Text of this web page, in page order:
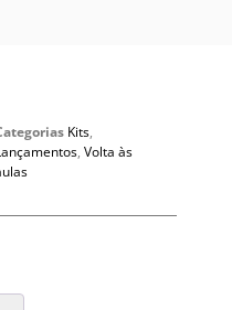
Kits,
, Volta às